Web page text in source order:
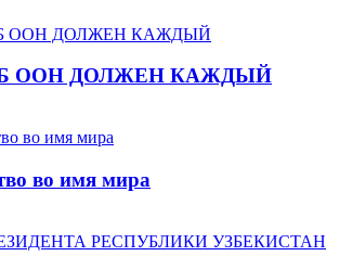
ООН ДОЛЖЕН КАЖДЫЙ
во имя мира